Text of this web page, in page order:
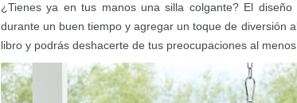
¿Tienes ya en tus manos una silla colgante? El diseño
durante un buen tiempo y agregar un toque de diversión
libro y podrás deshacerte de tus preocupaciones al